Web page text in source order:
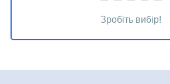
Зробіть вибір!